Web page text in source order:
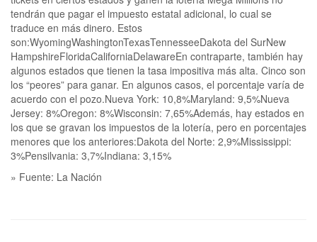
tendrán que pagar el impuesto estatal adicional, lo cual se
traduce en más dinero. Estos
son:WyomingWashingtonTexasTennesseeDakota del SurNew
HampshireFloridaCaliforniaDelawareEn contraparte, también hay
algunos estados que tienen la tasa impositiva más alta. Cinco son
los “peores” para ganar. En algunos casos, el porcentaje varía de
acuerdo con el pozo.Nueva York: 10,8%Maryland: 9,5%Nueva
Jersey: 8%Oregon: 8%Wisconsin: 7,65%Además, hay estados en
los que se gravan los impuestos de la lotería, pero en porcentajes
menores que los anteriores:Dakota del Norte: 2,9%Mississippi:
3%Pensilvania: 3,7%Indiana: 3,15%
» Fuente: La Nación